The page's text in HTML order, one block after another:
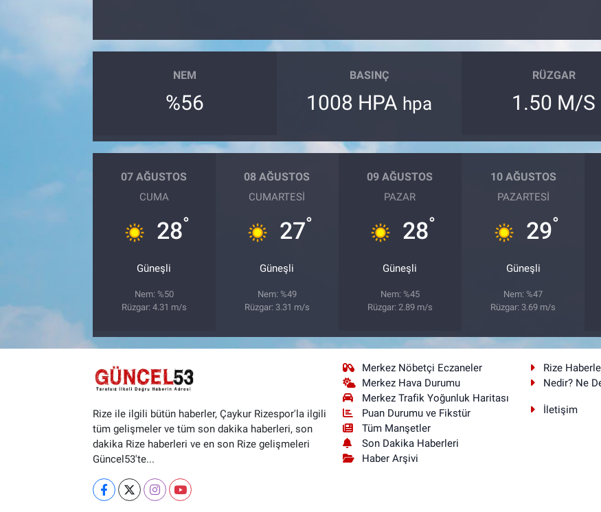
NEM
%56
BASINÇ
1008 HPA hpa
RÜZGAR
1.50 M/S
07 AĞUSTOS
CUMA
28°
Güneşli
Nem: %50
Rüzgar: 4.31 m/s
08 AĞUSTOS
CUMARTESI
27°
Güneşli
Nem: %49
Rüzgar: 3.31 m/s
09 AĞUSTOS
PAZAR
28°
Güneşli
Nem: %45
Rüzgar: 2.89 m/s
10 AĞUSTOS
PAZARTESI
29°
Güneşli
Nem: %47
Rüzgar: 3.69 m/s
Rize ile ilgili bütün haberler, Çaykur Rizespor'la ilgili
tüm gelişmeler ve tüm son dakika haberleri, son
dakika Rize haberleri ve en son Rize gelişmeleri
Güncel53'te...
Merkez Nöbetçi Eczaneler
Merkez Hava Durumu
Merkez Trafik Yoğunluk Haritası
Puan Durumu ve Fikstür
Tüm Manşetler
Son Dakika Haberleri
Haber Arşivi
Rize
Nedir? Ne
İletişim